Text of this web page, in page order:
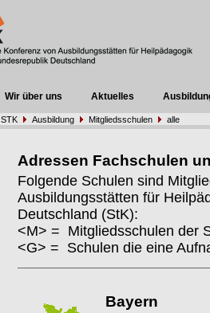
Wir über uns Aktuelles
STK Ausbildung Mitgliedsschulen alle
Adressen Fachschulen
Folgende Schulen sind
Ausbildungsstätten für
Deutschland (StK):
<M> = Mitgliedsschulen der
<G> = Schulen die eine
Bayern